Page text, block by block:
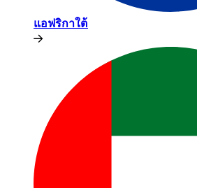
แอฟริกาใต้​​